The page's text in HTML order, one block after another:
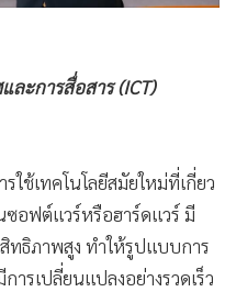
ะการสื่อสาร (ICT)
ใช้เทคโนโลยีสมัยใหม่ที่เกี่ยว
อฟต์แวร์หรือฮาร์ดแวร์ มี
ทธิภาพสูง ทำให้รูปแบบการ
รเปลี่ยนแปลงอย่างรวดเร็ว